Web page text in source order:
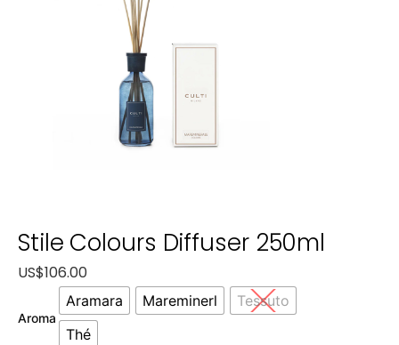
Stile Colours Diffuser 250ml
US$106.00
Aroma
Aramara Mareminerl
Tessuto
Thé